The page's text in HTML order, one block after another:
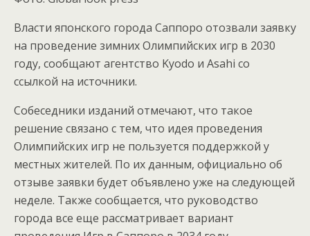
Власти японского города Саппоро отозвали заявку
на проведение зимних Олимпийских игр в 2030
году, сообщают агентство Kyodo и Asahi со
ссылкой на источники.
Собеседники изданий отмечают, что такое
решение связано с тем, что идея проведения
Олимпийских игр не пользуется поддержкой у
местных жителей. По их данным, официально об
отзыве заявки будет объявлено уже на следующей
неделе. Также сообщается, что руководство
города все еще рассматривает вариант